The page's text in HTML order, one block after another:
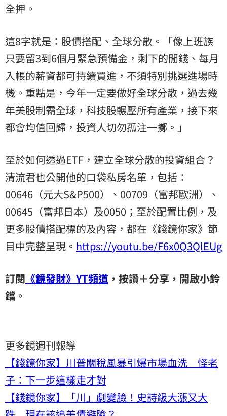
全押。
這8字就是：股債搭配、全球分散。「像上班族
只要留3到6個月緊急預備金，剩下的閒錢、每月
入帳的薪資都可持續買進，不須特別挑選進場時
機。重點是，今年一定要做好全球分散，過去幾
年美股制霸全球，科技股輾壓所有產業，接下來
都會均值回歸，投資人切勿孤注一擲。」
至於如何透過ETF，建立全球分散的投資組合？
清流君也公開他的口袋私房名單，包括：
00646（元大S&P500）、00709（富邦歐洲）、
00645（富邦日本）及0050；至於配置比例，及
更多股債搭配標的及內容，都在《錢鏡你家》節
目中完整呈現。 https://youtu.be/F6x0Q3QlEUg
訂閱 《鏡發財》YT頻道 ，按讚＋分享，開啟小鈴
鐺。
更多鏡週刊報導
【錢鏡你家】川普關稅風暴引爆市場血洗 怪老
子：下一步這樣走才對
【錢鏡你家】「川」劇變臉！史詩級大漲又大